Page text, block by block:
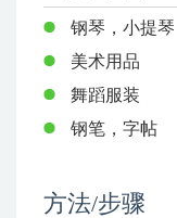
钢琴，小提琴
美术用品
舞蹈服装
钢笔，字帖
方法/步骤